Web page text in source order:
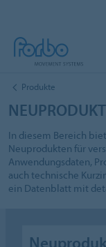
Produkte
In diesem Bereich
Neuprodukten für
Anwendungsdaten,
auch technische
ein Datenblatt mit